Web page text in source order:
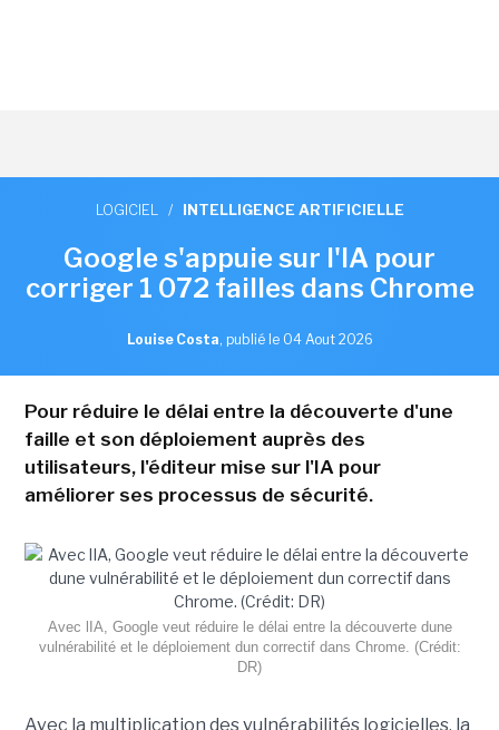
LOGICIEL / INTELLIGENCE ARTIFICIELLE
Google s'appuie sur l'IA pour
corriger 1 072 failles dans Chrome
Louise Costa, publié le 04 Aout 2026
Pour réduire le délai entre la découverte d'une
faille et son déploiement auprès des
utilisateurs, l'éditeur mise sur l'IA pour
améliorer ses processus de sécurité.
Avec lIA, Google veut réduire le délai entre la découverte dune
vulnérabilité et le déploiement dun correctif dans Chrome. (Crédit:
DR)
Avec la multiplication des vulnérabilités logicielles, la